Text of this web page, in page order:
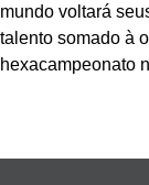
mundo voltará
talento somado à
hexacampeonato